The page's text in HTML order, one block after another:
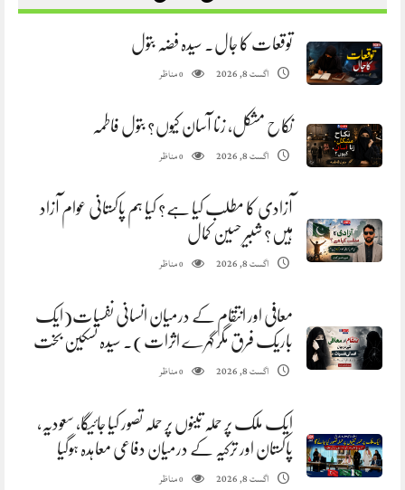
توقعات کا جال. سیدہ فضہ بتول
اگست 8, 2026 0مناظر
نکاح مشکل، زنا آسان کیوں؟ بتول فاطمہ
اگست 8, 2026 0مناظر
آزادی کا مطلب کیا ہے؟ کیا ہم پاکستانی عوام آزاد
ہیں؟ شبیر حسین کمال
اگست 8, 2026 0مناظر
معافی اور انتقام کے درمیان انسانی نفسیات(ایک
باریک فرق مگر گہرے اثرات). سیدہ تسکین بخت
اگست 8, 2026 0مناظر
ایک ملک پر حملہ تینوں پر حملہ تصور کیا جائیگا، سعودیہ،
پاکستان اور ترکیہ کے درمیان دفاعی معاہدہ ہوگیا
اگست 8, 2026 0مناظر